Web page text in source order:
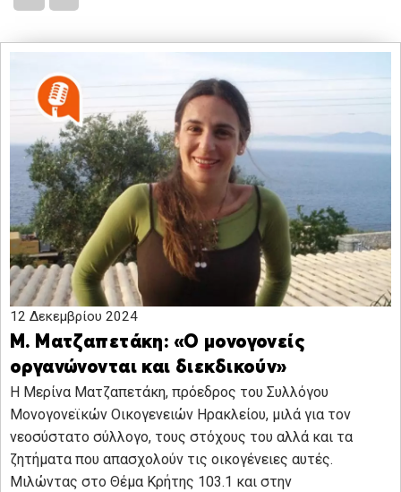
12 Δεκεμβρίου 2024
Μ. Ματζαπετάκη: «Ο μονογονείς
οργανώνονται και διεκδικούν»
H Μερίνα Ματζαπετάκη, πρόεδρος του Συλλόγου
Μονογονεϊκών Οικογενειών Ηρακλείου, μιλά για τον
νεοσύστατο σύλλογο, τους στόχους του αλλά και τα
ζητήματα που απασχολούν τις οικογένειες αυτές.
Μιλώντας στο Θέμα Κρήτης 103.1 και στην